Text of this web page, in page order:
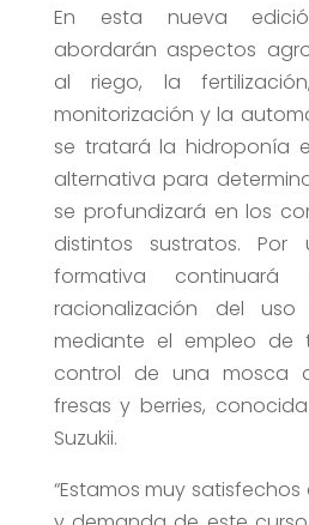
En esta nueva
abordarán aspectos
al riego, la
monitorización y la
se tratará la hidroponía
alternativa para
se profundizará en los
distintos sustratos.
formativa continuará
racionalización del uso
mediante el empleo de
control de una mosca
fresas y berries,
Suzukii.
“Estamos muy